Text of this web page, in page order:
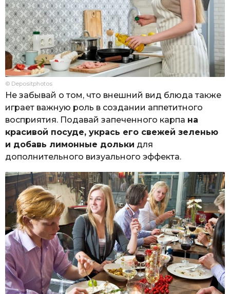
© Depositphotos
Не забывай о том, что внешний вид блюда также
играет важную роль в создании аппетитного
восприятия. Подавай запеченного карпа на
красивой посуде, укрась его свежей зеленью
и добавь лимонные дольки для
дополнительного визуального эффекта.